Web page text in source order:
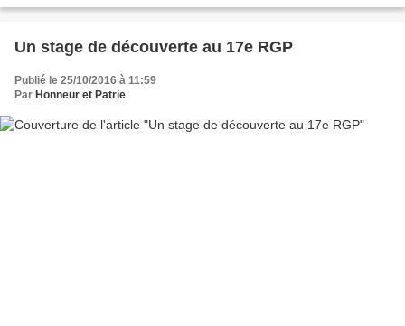
Un stage de découverte au 17e RGP
Publié le 25/10/2016 à 11:59
Par Honneur et Patrie